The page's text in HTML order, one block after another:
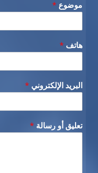
موضوع *
هاتف *
البريد الإلكتروني *
تعليق أو رسالة *